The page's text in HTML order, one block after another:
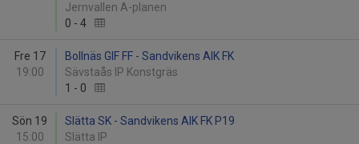
Jernvallen A-planen
0 - 4
Fre 17
19:00
Bollnäs GIF FF - Sandvikens AIK FK
Sävstaås IP Konstgräs
1 - 0
Sön 19
15:00
Slätta SK - Sandvikens AIK FK P19
Slätta IP